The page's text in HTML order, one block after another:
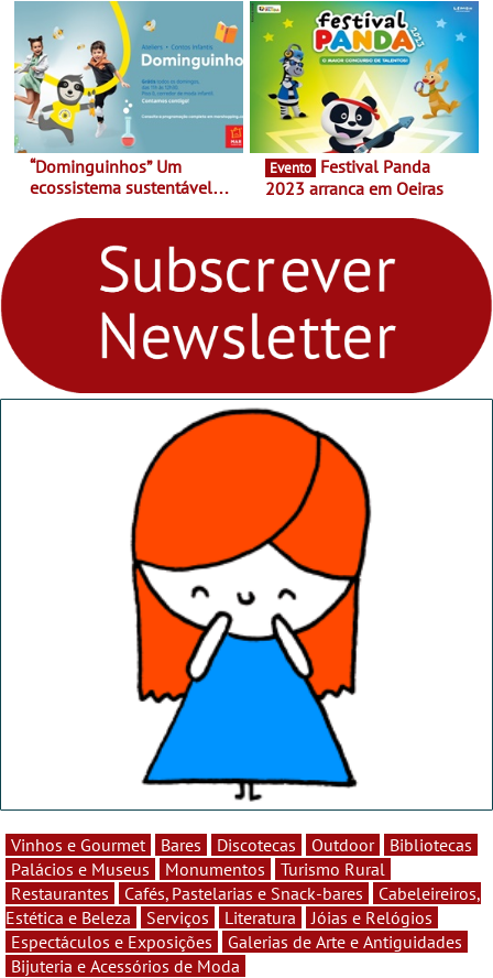
29 de abril, às 21h00
“Dominguinhos” Um
ecossistema sustentável
fores - Atelier de Educação
Ambiental nos
“Dominguinhos” de 23 de
Evento
2023 arranca em Oeiras
Vinhos e Gourmet Bares Discotecas Outdoor
Bibliotecas
Palácios e Museus
Monumentos
Turismo Rural
Restaurantes
Cafés, Pastelarias e Snack-bares
Cabeleireiros,
Estética e Beleza
Serviços Literatura
Jóias e Relógios
Espectáculos e Exposições
Galerias de Arte e Antiguidades
Bijuteria e Acessórios de Moda